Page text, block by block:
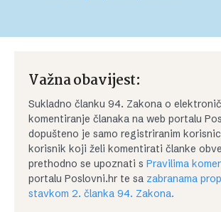
Važna obavijest:
Sukladno članku 94. Zakona o
komentiranje članaka na web portalu
dopušteno je samo registriranim
korisnik koji želi komentirati članke
prethodno se upoznati s Pravilima
portalu Poslovni.hr te sa zabranama
stavkom 2. članka 94. Zakona.